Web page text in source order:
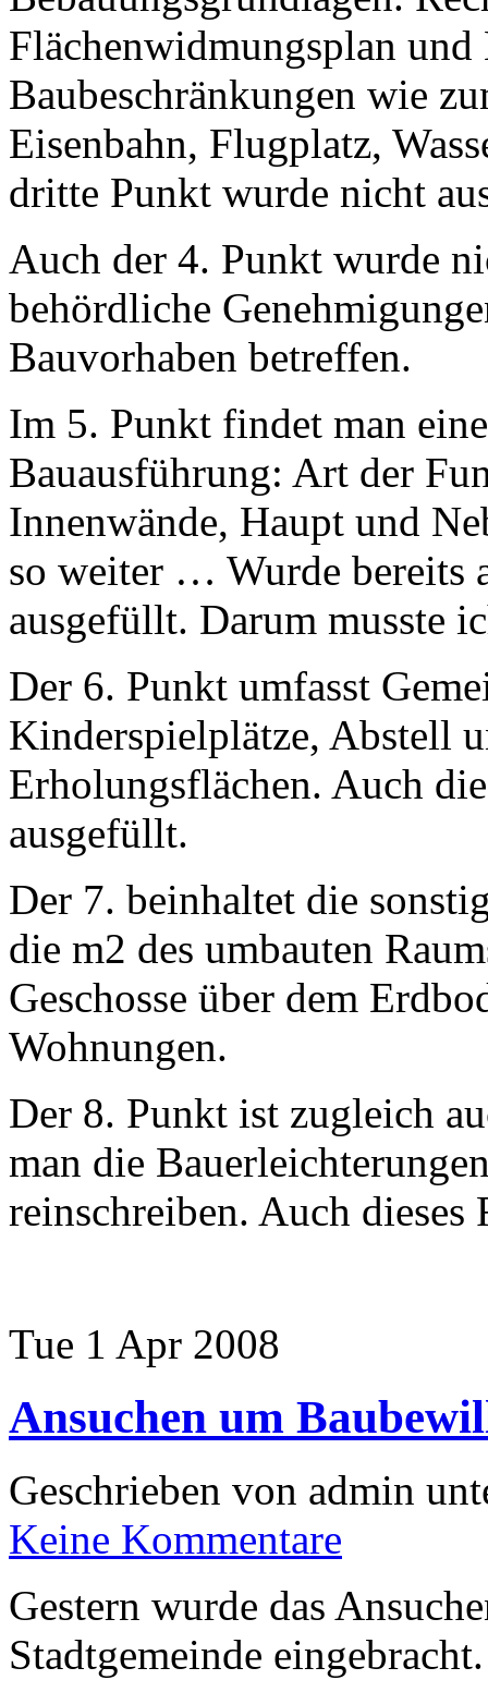
Flächenwidmungsplan
Baubeschränkungen wie
Eisenbahn, Flugplatz,
dritte Punkt wurde nicht
Auch der 4. Punkt wurde
behördliche
Bauvorhaben betreffen.
Im 5. Punkt findet man
Bauausführung: Art der
Innenwände, Haupt und
so weiter … Wurde bereits
ausgefüllt. Darum musste
Der 6. Punkt umfasst
Kinderspielplätze, Abstell
Erholungsflächen. Auch
ausgefüllt.
Der 7. beinhaltet die
die m2 des umbauten
Geschosse über dem
Wohnungen.
Der 8. Punkt ist zugleich
man die
reinschreiben. Auch dieses
Tue 1 Apr 2008
Ansuchen um
Geschrieben von admin
Keine Kommentare
Gestern wurde das
Stadtgemeinde eingebracht.